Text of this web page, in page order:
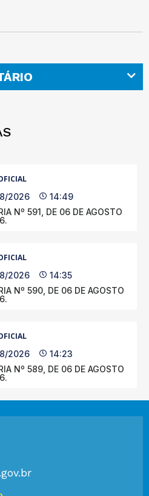
2026
14:49
Nº 591, DE 06 DE AGOSTO
2026
14:35
Nº 590, DE 06 DE AGOSTO
2026
14:23
Nº 589, DE 06 DE AGOSTO